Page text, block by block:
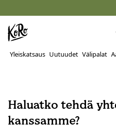
Yleiskatsaus Uutuudet Välipalat
Haluatko tehdä
kanssamme?